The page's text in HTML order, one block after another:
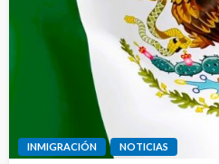
INMIGRACIÓN NOTICIAS